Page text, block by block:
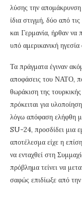
λύσης την
ίδια στιγμή, δύο από
και Γερμανία, ήρθαν να
υπό αμερικανική
Τα πράγματα έγιναν
αποφάσεις του ΝΑΤΟ,
θωράκιση της
πρόκειται για
λόγω απόφαση ελήφθη
SU-24, προσδίδει μια
αποτέλεσμα είχε η
να ενταχθεί στη
πρόβλημα τείνει να
σαφώς επιδίωξε από